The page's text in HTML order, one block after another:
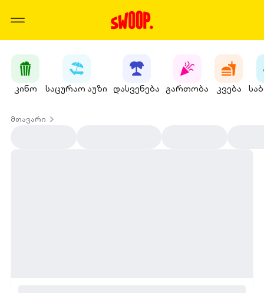
კინო საცურაო აუზი დასვენება გართობა კვება
მთავარი